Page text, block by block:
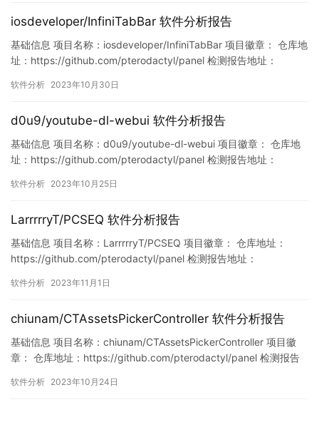
iosdeveloper/InfiniTabBar 软件分析报告
基础信息 项目名称：iosdeveloper/InfiniTabBar 项目徽章： 仓库地
址：https://github.com/pterodactyl/panel 检测报告地址：
72288/1718860359636140032 此报告由Murp…
软件分析 2023年10月30日
d0u9/youtube-dl-webui 软件分析报告
基础信息 项目名称：d0u9/youtube-dl-webui 项目徽章： 仓库地
址：https://github.com/pterodactyl/panel 检测报告地址：
68736/1717006298653704192 此报告由Murphyse…
软件分析 2023年10月25日
LarrrrryT/PCSEQ 软件分析报告
基础信息 项目名称：LarrrrryT/PCSEQ 项目徽章： 仓库地址：
https://github.com/pterodactyl/panel 检测报告地址：
91904/1719659401392553984 此报告由Murphysec提供 漏洞…
软件分析 2023年11月1日
chiunam/CTAssetsPickerController 软件分析报告
基础信息 项目名称：chiunam/CTAssetsPickerController 项目徽
章： 仓库地址：https://github.com/pterodactyl/panel 检测报告
https://www.murphysec.com/console/report/17166514250766
软件分析 2023年10月24日